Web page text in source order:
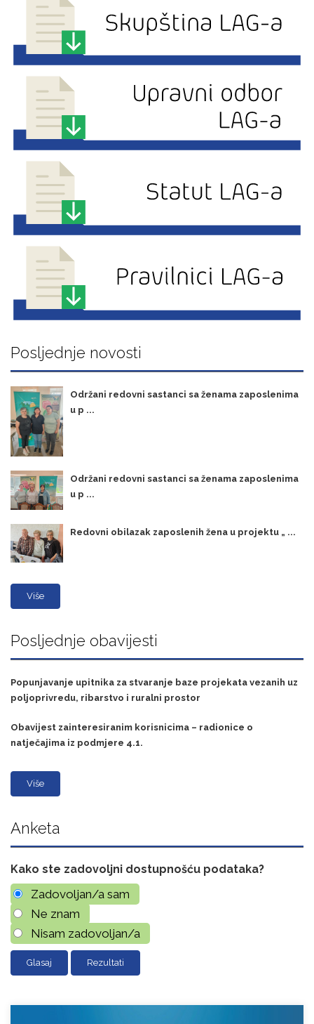
Posljednje novosti
Održani redovni sastanci sa ženama zaposlenima
u p ...
Održani redovni sastanci sa ženama zaposlenima
u p ...
Redovni obilazak zaposlenih žena u projektu „ ...
Više
Posljednje obavijesti
Popunjavanje upitnika za stvaranje baze projekata vezanih uz
poljoprivredu, ribarstvo i ruralni prostor
Obavijest zainteresiranim korisnicima – radionice o
natječajima iz podmjere 4.1.
Više
Anketa
Kako ste zadovoljni dostupnošću podataka?
Zadovoljan/a sam
Ne znam
Nisam zadovoljan/a
Rezultati